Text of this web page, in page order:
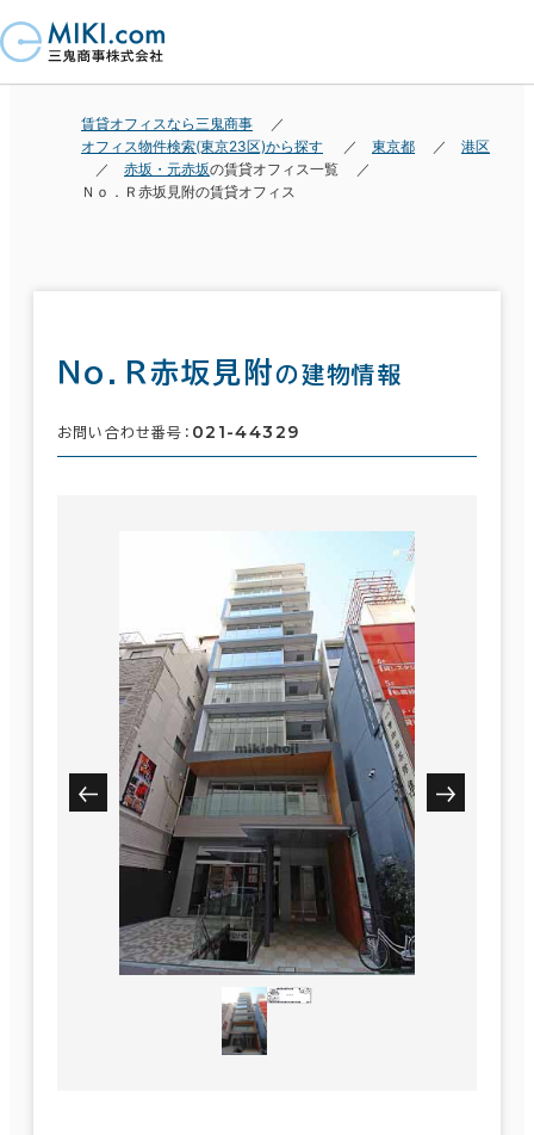
賃貸オフィスなら三鬼商事
オフィス物件検索(東京23区)から探す
東京都
港区
赤坂・元赤坂の賃貸オフィス一覧
Ｎｏ．Ｒ赤坂見附の賃貸オフィス
Ｎｏ．Ｒ赤坂見附の建物情報
お問い合わせ番号： 021-44329